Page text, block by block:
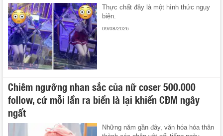
Thực chất đây là một hình thức ngụy
biện.
09/08/2026
Chiêm ngưỡng nhan sắc của nữ coser 500.000
follow, cứ mỗi lần ra biển là lại khiến CĐM ngây
ngất
Những năm gần đây, văn hóa hóa thân